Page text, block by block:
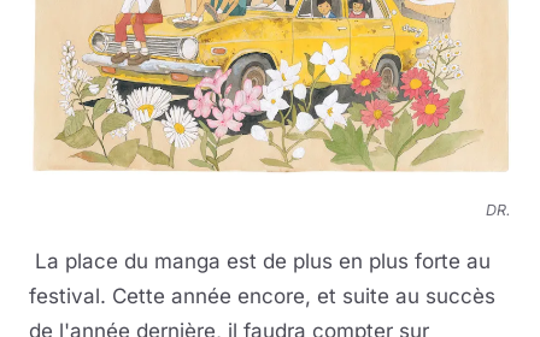
DR.
La place du manga est de plus en plus forte au
festival. Cette année encore, et suite au succès
de l'année dernière, il faudra compter sur